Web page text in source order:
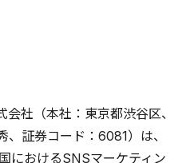
社（本社：東京都渋谷区、
証券コード：6081）は、
におけるSNSマーケティン